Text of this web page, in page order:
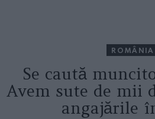
ROMÂNIA
Se caută
Avem sute de mii
angajările